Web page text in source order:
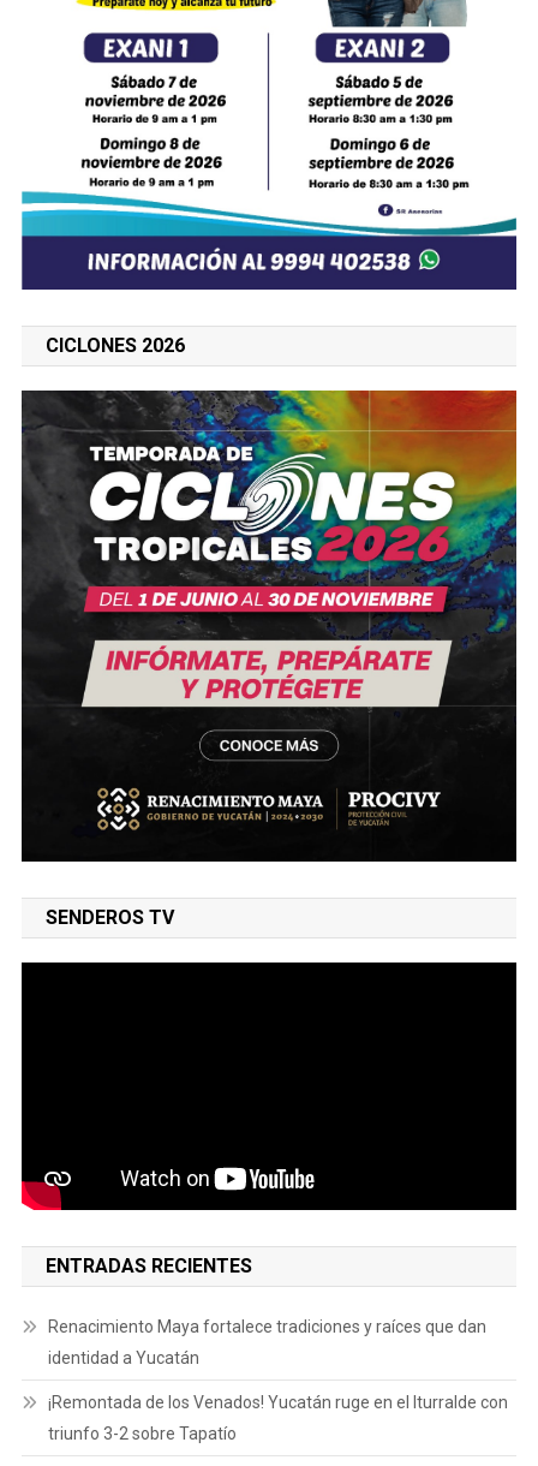
CICLONES 2026
SENDEROS TV
ENTRADAS RECIENTES
Renacimiento Maya fortalece tradiciones y raíces que dan
identidad a Yucatán
¡Remontada de los Venados! Yucatán ruge en el Iturralde con
triunfo 3-2 sobre Tapatío